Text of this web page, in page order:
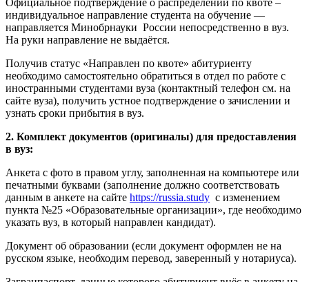
Официальное подтверждение о распределении по квоте –
индивидуальное направление студента на обучение —
направляется Минобрнауки России непосредственно в вуз.
На руки направление не выдаётся.
Получив статус «Направлен по квоте» абитуриенту
необходимо самостоятельно обратиться в отдел по работе с
иностранными студентами вуза (контактный телефон см. на
сайте вуза), получить устное подтверждение о зачислении и
узнать сроки прибытия в вуз.
2. Комплект документов (оригиналы) для предоставления
в вуз:
Анкета с фото в правом углу, заполненная на компьютере или
печатными буквами (заполнение должно соответствовать
данным в анкете на сайте https://russia.study с изменением
пункта №25 «Образовательные организации», где необходимо
указать вуз, в который направлен кандидат).
Документ об образовании (если документ оформлен не на
русском языке, необходим перевод, заверенный у нотариуса).